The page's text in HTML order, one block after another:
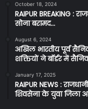
October 18, 2024
RAIPUR BREAKING :
सोना बरामद…
August 6, 2024
अखिल भारतीय पूर्व
शक्तियों ने बॉर्डर में
January 17, 2025
RAIPUR NEWS :
शिवसेना के युवा जिला